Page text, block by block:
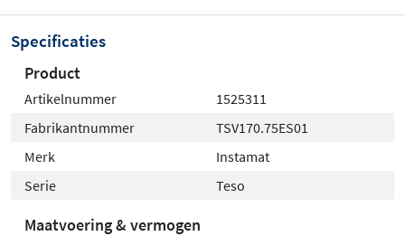
ingebouwde regeling zorgt voor de rest. Geen
ingewikkelde leidingwerk of dure installatiekosten. De
radiator wordt geleverd inclusief bevestigingsmateriaal,
zodat je direct kunt starten met de montage aan de
wand.
Specificaties
Product
Artikelnummer
1525311
Fabrikantnummer
TSV170.75ES01
Merk
Instamat
Serie
Teso
Maatvoering & vermogen